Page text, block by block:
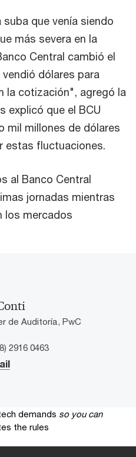
que venía siendo
más severa en la
Central cambió el
dólares para
la cotización", agregó la
explicó que el BCU
mil millones de dólares
estas fluctuaciones.
al Banco Central
jornadas mientras
los mercados
de Auditoría, PwC
2916 0463
demands so you can
the rules